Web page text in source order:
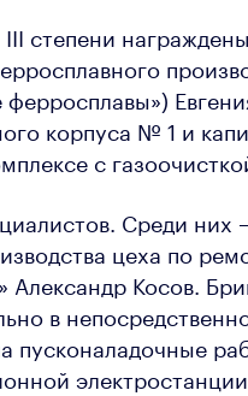
степени
корпуса № 1 и
с
Среди них
цеха по
Косов.
в
пусконаладочные
электростанции.